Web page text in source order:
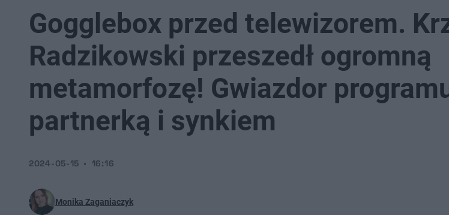
Gogglebox przed telewizorem.
Radzikowski przeszedł ogromną
metamorfozę! Gwiazdor
partnerką i synkiem
Monika Zaganiaczyk
2024-05-15 16:16